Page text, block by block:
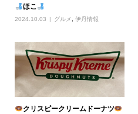
ほこ
2024.10.03 グルメ , 伊丹情報
クリスピークリームドーナツ